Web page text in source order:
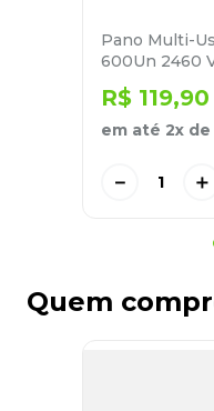
Pano Multi-
600Un 2460
R$ 119,90
em até 2x de
＋
－
Quem